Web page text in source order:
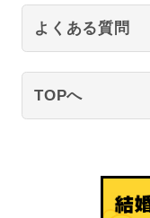
よくある質問
TOPへ